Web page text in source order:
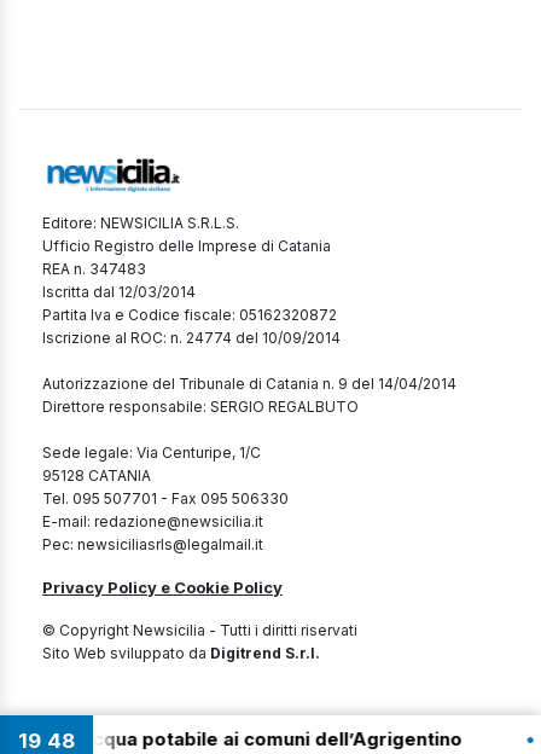
Editore: NEWSICILIA S.R.L.S.
Ufficio Registro delle Imprese di Catania
REA n. 347483
Iscritta dal 12/03/2014
Partita Iva e Codice fiscale: 05162320872
Iscrizione al ROC: n. 24774 del 10/09/2014
Autorizzazione del Tribunale di Catania n. 9 del 14/04/2014
Direttore responsabile: SERGIO REGALBUTO
Sede legale: Via Centuripe, 1/C
95128 CATANIA
Tel. 095 507701 - Fax 095 506330
E-mail: redazione@newsicilia.it
Pec: newsiciliasrls@legalmail.it
Privacy Policy e Cookie Policy
© Copyright Newsicilia - Tutti i diritti riservati
Sito Web sviluppato da Digitrend S.r.l.
19 48
acqua potabile ai comuni dell’Agrigentino